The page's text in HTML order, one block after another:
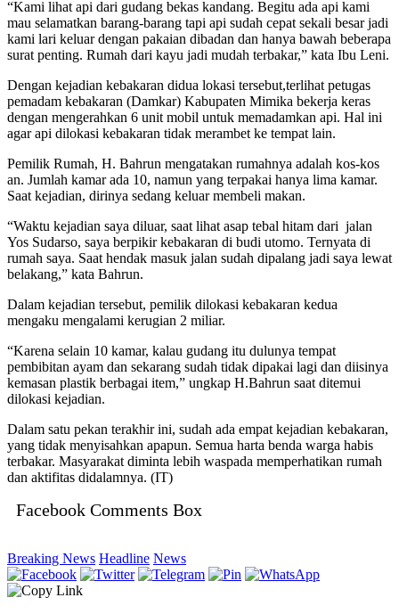
“Kami lihat api dari gudang bekas kandang. Begitu ada api kami
mau selamatkan barang-barang tapi api sudah cepat sekali besar jadi
kami lari keluar dengan pakaian dibadan dan hanya bawah beberapa
surat penting. Rumah dari kayu jadi mudah terbakar,” kata Ibu Leni.
Dengan kejadian kebakaran didua lokasi tersebut,terlihat petugas
pemadam kebakaran (Damkar) Kabupaten Mimika bekerja keras
dengan mengerahkan 6 unit mobil untuk memadamkan api. Hal ini
agar api dilokasi kebakaran tidak merambet ke tempat lain.
Pemilik Rumah, H. Bahrun mengatakan rumahnya adalah kos-kos
an. Jumlah kamar ada 10, namun yang terpakai hanya lima kamar.
Saat kejadian, dirinya sedang keluar membeli makan.
“Waktu kejadian saya diluar, saat lihat asap tebal hitam dari jalan
Yos Sudarso, saya berpikir kebakaran di budi utomo. Ternyata di
rumah saya. Saat hendak masuk jalan sudah dipalang jadi saya lewat
belakang,” kata Bahrun.
Dalam kejadian tersebut, pemilik dilokasi kebakaran kedua
mengaku mengalami kerugian 2 miliar.
“Karena selain 10 kamar, kalau gudang itu dulunya tempat
pembibitan ayam dan sekarang sudah tidak dipakai lagi dan diisinya
kemasan plastik berbagai item,” ungkap H.Bahrun saat ditemui
dilokasi kejadian.
Dalam satu pekan terakhir ini, sudah ada empat kejadian kebakaran,
yang tidak menyisahkan apapun. Semua harta benda warga habis
terbakar. Masyarakat diminta lebih waspada memperhatikan rumah
dan aktifitas didalamnya. (IT)
Facebook Comments Box
Breaking News Headline News